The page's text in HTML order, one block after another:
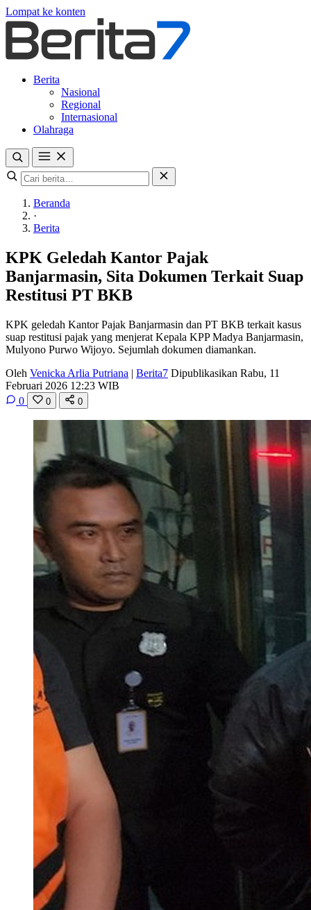
Lompat ke konten
Berita
Nasional
Regional
Internasional
Olahraga
Beranda
·
Berita
KPK Geledah Kantor Pajak
Banjarmasin, Sita Dokumen Terkait Suap
Restitusi PT BKB
KPK geledah Kantor Pajak Banjarmasin dan PT BKB terkait kasus
suap restitusi pajak yang menjerat Kepala KPP Madya Banjarmasin,
Mulyono Purwo Wijoyo. Sejumlah dokumen diamankan.
Oleh Venicka Arlia Putriana | Berita7 Dipublikasikan Rabu, 11
Februari 2026 12:23 WIB
0
0 0